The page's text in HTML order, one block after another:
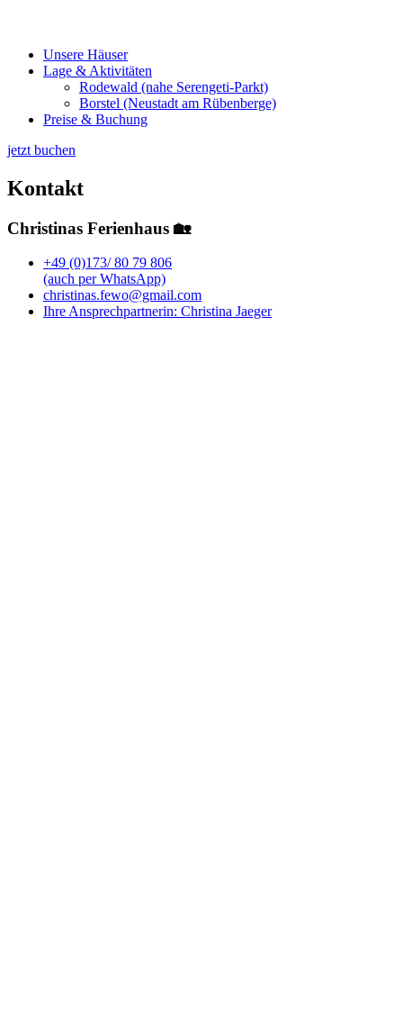
Unsere Häuser
Lage & Aktivitäten
Rodewald (nahe Serengeti-Parkt)
Borstel (Neustadt am Rübenberge)
Preise & Buchung
jetzt buchen
Kontakt
Christinas Ferienhaus 🏡
+49 (0)173/ 80 79 806
(auch per WhatsApp)
christinas.fewo@gmail.com
Ihre Ansprechpartnerin: Christina Jaeger